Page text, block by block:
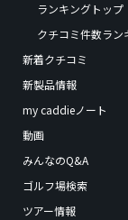
ランキングトップ
クチコミ件数ラン
新着クチコミ
新製品情報
my caddieノート
動画
みんなのQ&A
ゴルフ場検索
ツアー情報